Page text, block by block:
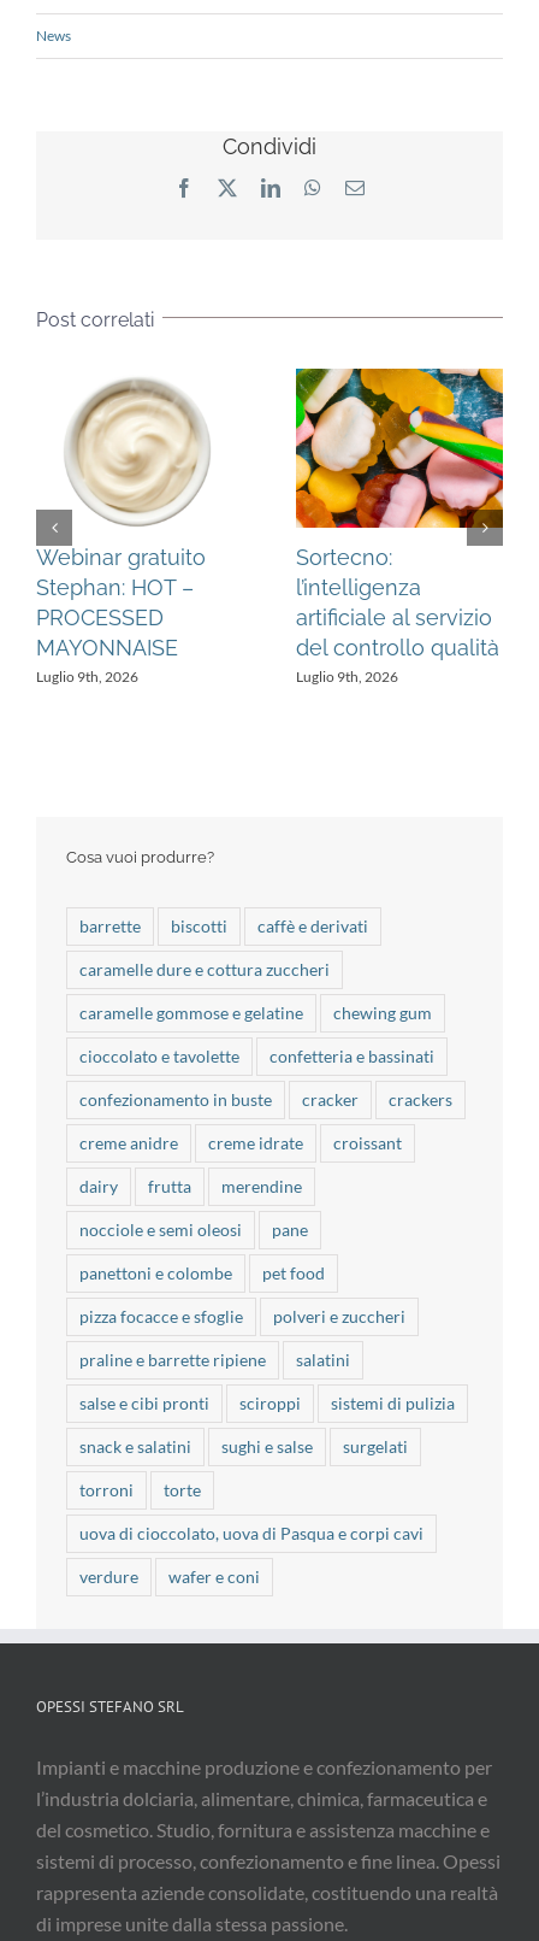
News
Condividi
Facebook LinkedInWhatsApp
Email
Post correlati
Webinar gratuito
Stephan: HOT –
PROCESSED
MAYONNAISE
Luglio 9th, 2026
Sortecno:
l’intelligenza
artificiale al servizio
del controllo qualità
Luglio 9th, 2026
Cosa vuoi produrre?
barrette biscotti caffè e derivati
caramelle dure e cottura zuccheri
caramelle gommose e gelatine chewing gum
cioccolato e tavolette confetteria e bassinati
confezionamento in buste cracker crackers
creme anidre creme idrate croissant
dairy frutta merendine
nocciole e semi oleosi pane
panettoni e colombe pet food
pizza focacce e sfoglie polveri e zuccheri
praline e barrette ripiene salatini
salse e cibi pronti sciroppi sistemi di pulizia
snack e salatini sughi e salse surgelati
torroni torte
uova di cioccolato, uova di Pasqua e corpi cavi
verdure wafer e coni
OPESSI STEFANO SRL
Impianti e macchine produzione e confezionamento per
l’industria dolciaria, alimentare, chimica, farmaceutica e
del cosmetico. Studio, fornitura e assistenza macchine e
sistemi di processo, confezionamento e fine linea. Opessi
rappresenta aziende consolidate, costituendo una realtà
di imprese unite dalla stessa passione.